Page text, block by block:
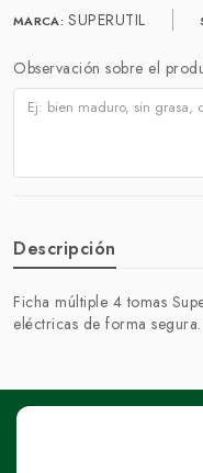
MARCA: SUPERUTIL
Observación sobre el
Descripción
Ficha múltiple 4 tomas
eléctricas de forma segura.